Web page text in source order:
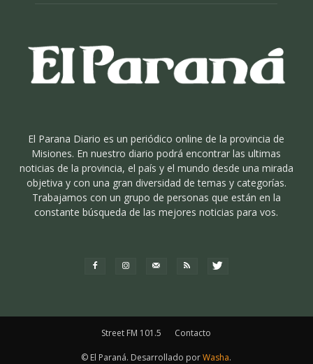
El Parana Diario es un periódico online de la provincia de
Misiones. En nuestro diario podrá encontrar las ultimas
noticias de la provincia, el país y el mundo desde una mirada
objetiva y con una gran diversidad de temas y categorías.
Trabajamos con un grupo de personas que están en la
constante búsqueda de las mejores noticias para vos.
Street FM 101.5 Contacto
© El Paraná. Desarrollado porWasha.